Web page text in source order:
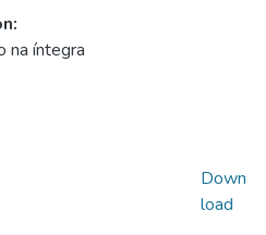
na íntegra
Down
load